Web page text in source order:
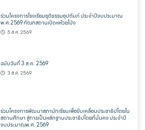
ร่วมโครงการโรงเรียนยุติธรรมอุปถัมภ์ ประจำปีงบประมาณ
พ.ศ.2569 ทัณฑสถานเปิดหห้วยโป่ง
5 ส.ค. 2569
ฉบับวันที่ 3 ส.ค. 2569
3 ส.ค. 2569
ร่วมโครงการพัฒนาสภานักเรียนเพื่อขับเคลื่อนประชาธิปไตยใน
สถานศึกษา สู่การเป็นหลักฐานประชาธิปไตยที่มั่นคง ประจำปี
งบประมาณพ.ศ. 2569